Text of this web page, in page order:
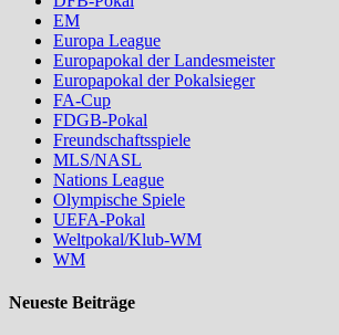
EM
Europa League
Europapokal der Landesmeister
Europapokal der Pokalsieger
FA-Cup
FDGB-Pokal
Freundschaftsspiele
MLS/NASL
Nations League
Olympische Spiele
UEFA-Pokal
Weltpokal/Klub-WM
WM
Neueste Beiträge